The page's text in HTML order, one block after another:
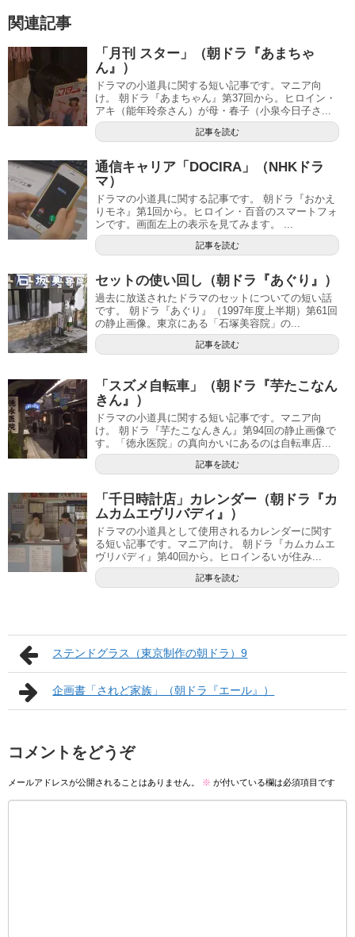
関連記事
「月刊 スター」（朝ドラ『あまちゃ
ん』）
ドラマの小道具に関する短い記事です。マニア向
け。 朝ドラ『あまちゃん』第37回から。ヒロイン・
アキ（能年玲奈さん）が母・春子（小泉今日子さ...
記事を読む
通信キャリア「DOCIRA」（NHKドラ
マ）
ドラマの小道具に関する記事です。 朝ドラ『おかえ
りモネ』第1回から。ヒロイン・百音のスマートフォ
ンです。画面左上の表示を見てみます。 ...
記事を読む
セットの使い回し（朝ドラ『あぐり』）
過去に放送されたドラマのセットについての短い話
です。 朝ドラ『あぐり』（1997年度上半期）第61回
の静止画像。東京にある「石塚美容院」の...
記事を読む
「スズメ自転車」（朝ドラ『芋たこなん
きん』）
ドラマの小道具に関する短い記事です。マニア向
け。 朝ドラ『芋たこなんきん』第94回の静止画像で
す。「徳永医院」の真向かいにあるのは自転車店...
記事を読む
「千日時計店」カレンダー（朝ドラ『カ
ムカムエヴリバディ』）
ドラマの小道具として使用されるカレンダーに関す
る短い記事です。マニア向け。 朝ドラ『カムカムエ
ヴリバディ』第40回から。ヒロインるいが住み...
記事を読む
ステンドグラス（東京制作の朝ドラ）9
企画書「されど家族」（朝ドラ『エール』）
コメントをどうぞ
メールアドレスが公開されることはありません。 ※ が付いている欄は必須項目です